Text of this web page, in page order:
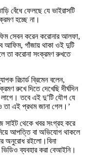
বেঁধে ফেলছে যে ভাইরাসটি
হচ্ছে না।
সেবন করেন করোনার আলফা,
আফিম, গাঁজায় থাকা ওই দুটি
তা করোনা সংক্রমণ রুখতে
রিচার্ড ব্রিমেন বলেন,
রুখে দিতে দেখেছি দীর্ঘদিন
লাগে। তবে এই দু’টি যৌগ যে
তা এই প্রথম জানা গেল।’
সাইট থেকে খবর সংগ্রহ করে
আপত্তি বা অভিযোগ থাকলে
অনুরোধ রইলো।বিনা
ব্যবহার করা বেআইনি।